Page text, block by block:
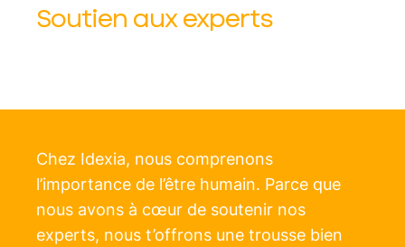
Soutien aux experts
Chez Idexia, nous comprenons
l’importance de l’être humain. Parce que
nous avons à cœur de soutenir nos
experts, nous t’offrons une trousse bien